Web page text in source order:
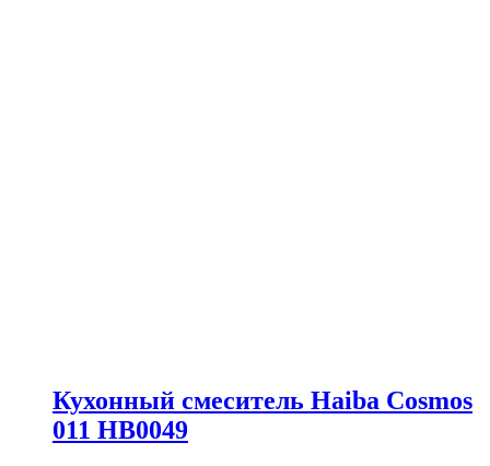
Кухонный смеситель Haiba Cosmos
011 HB0049